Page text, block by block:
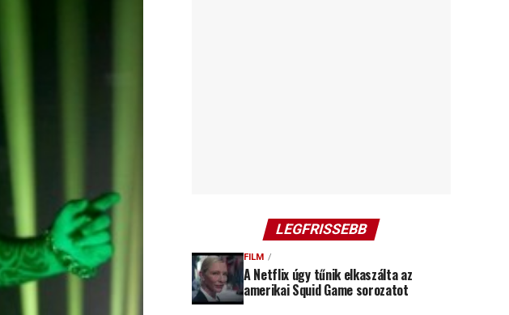
LEGFRISSEBB
FILM
A Netflix úgy tűnik elkaszálta az
amerikai Squid Game sorozatot